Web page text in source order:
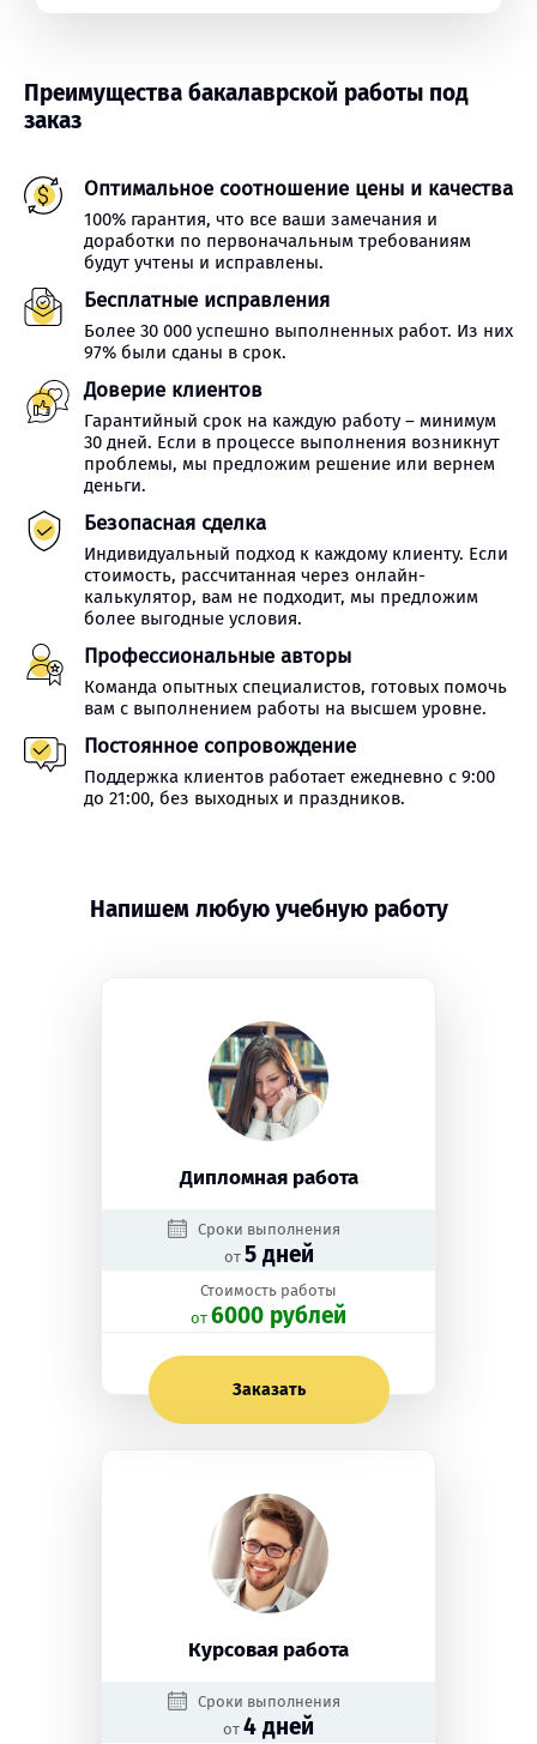
Преимущества бакалаврской работы под
заказ
Оптимальное соотношение цены и качества
100% гарантия, что все ваши замечания и
доработки по первоначальным требованиям
будут учтены и исправлены.
Бесплатные исправления
Более 30 000 успешно выполненных работ. Из них
97% были сданы в срок.
Доверие клиентов
Гарантийный срок на каждую работу – минимум
30 дней. Если в процессе выполнения возникнут
проблемы, мы предложим решение или вернем
деньги.
Безопасная сделка
Индивидуальный подход к каждому клиенту. Если
стоимость, рассчитанная через онлайн-
калькулятор, вам не подходит, мы предложим
более выгодные условия.
Профессиональные авторы
Команда опытных специалистов, готовых помочь
вам с выполнением работы на высшем уровне.
Постоянное сопровождение
Поддержка клиентов работает ежедневно с 9:00
до 21:00, без выходных и праздников.
Напишем любую учебную работу
Дипломная работа
Сроки выполнения
от 5 дней
Стоимость работы
oт 6000 рублей
Заказать
Курсовая работа
Сроки выполнения
от 4 дней